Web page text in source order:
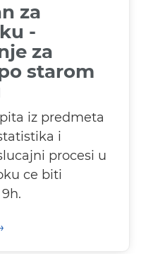
za
-
za
starom
iz predmeta
i
procesi u
ce biti